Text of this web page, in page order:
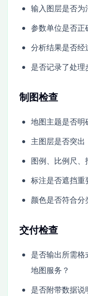
输入图层是否为
参数单位是否正
分析结果是否经
是否记录了处理
制图检查
地图主题是否明
主图层是否突出
图例、比例尺、
标注是否遮挡重
颜色是否符合分
交付检查
是否输出所需
地图服务？
是否附带数据说